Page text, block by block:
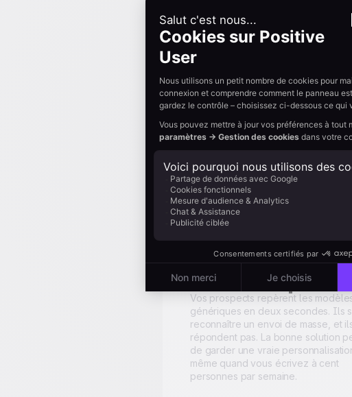
LinkedIn, le téléphone, parfois le
dans une suite logique pensée pour
relancer sans agacer.
Quand
se voit, elle
marche plus
Vos prospects repèrent les
génériques en deux secondes. Ils
reconnaître un envoi de masse, et
répondent pas. La bonne solution
de garder une vraie
même quand vous écrivez à cent
personnes par semaine.